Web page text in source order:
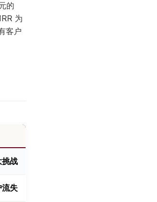
的
为
客户
挑战
流失